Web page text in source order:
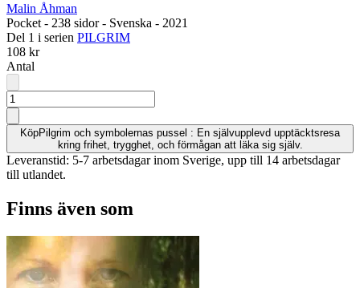
Malin Åhman
Pocket - 238 sidor- Svenska - 2021
Del 1 i serien PILGRIM
108 kr
Antal
KöpPilgrim och symbolernas pussel : En självupplevd upptäcktsresa
kring frihet, trygghet, och förmågan att läka sig själv.
Leveranstid: 5-7 arbetsdagar inom Sverige, upp till 14 arbetsdagar
till utlandet.
Finns även som